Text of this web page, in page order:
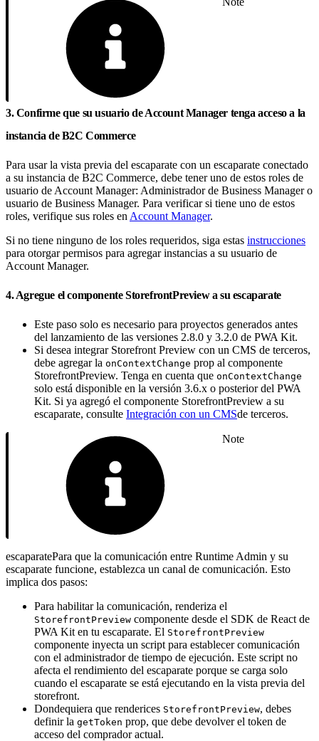
3. Confirme que su usuario de Account Manager tenga acceso a la
instancia de B2C Commerce
Para usar la vista previa del escaparate con un escaparate conectado
a su instancia de B2C Commerce, debe tener uno de estos roles de
usuario de Account Manager: Administrador de Business Manager o
usuario de Business Manager. Para verificar si tiene uno de estos
roles, verifique sus roles en Account Manager.
Si no tiene ninguno de los roles requeridos, siga estas instrucciones
para otorgar permisos para agregar instancias a su usuario de
Account Manager.
4. Agregue el componente StorefrontPreview a su escaparate
Este paso solo es necesario para proyectos generados antes
del lanzamiento de las versiones 2.8.0 y 3.2.0 de PWA Kit.
Si desea integrar Storefront Preview con un CMS de terceros,
debe agregar la onContextChange prop al componente
StorefrontPreview. Tenga en cuenta que onContextChange
solo está disponible en la versión 3.6.x o posterior del PWA
Kit. Si ya agregó el componente StorefrontPreview a su
escaparate, consulte Integración con un CMSde terceros.
Note
escaparatePara que la comunicación entre Runtime Admin y su
escaparate funcione, establezca un canal de comunicación. Esto
implica dos pasos:
Para habilitar la comunicación, renderiza el
StorefrontPreview componente desde el SDK de React de
PWA Kit en tu escaparate. El StorefrontPreview
componente inyecta un script para establecer comunicación
con el administrador de tiempo de ejecución. Este script no
afecta el rendimiento del escaparate porque se carga solo
cuando el escaparate se está ejecutando en la vista previa del
storefront.
Dondequiera que renderices StorefrontPreview, debes
definir la getToken prop, que debe devolver el token de
acceso del comprador actual.